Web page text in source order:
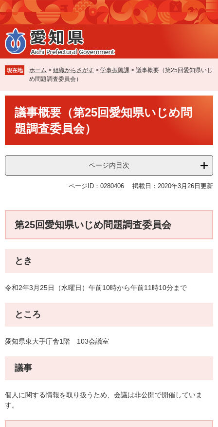
ペ
ー
ジ
の
先
で
す
メ
ニ
ュ
ー
を
ば
し
本
現在地 ホーム > 組織からさがす > 学事振興課 > 議事概要（第25回愛知県いじ
め問題調査委員会）
議事概要（第25回愛知県いじめ問
題調査委員会）
ページ内目次
ページID：0280406 掲載日：2020年3月26日更新
第25回愛知県いじめ問題調査委員会
とき
令和2年3月25日（水曜日）午前10時から午前11時10分まで
ところ
愛知県東大手庁舎1階 103会議室
議事
個人に関する情報を取り扱うため、会議は非公開で開催していま
す。